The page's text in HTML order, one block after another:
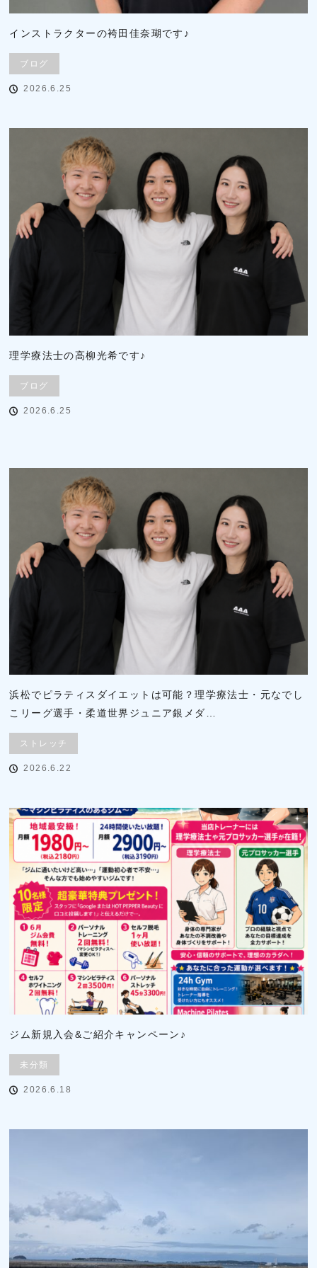
インストラクターの袴田佳奈瑚です♪
ブログ
2026.6.25
理学療法士の高柳光希です♪
ブログ
2026.6.25
浜松でピラティスダイエットは可能？理学療法士・元なでし
こリーグ選手・柔道世界ジュニア銀メダ…
ストレッチ
2026.6.22
ジム新規入会&ご紹介キャンペーン♪
未分類
2026.6.18